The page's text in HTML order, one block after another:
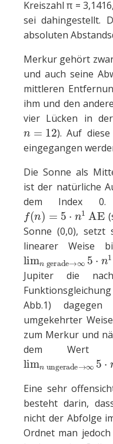
Kreiszahl π =
sei dahingestellt.
absoluten
Merkur gehört
und auch seine
mittleren
ihm und den
vier Lücken in
n=12
). Auf
eingegangen
Die Sonne als
ist der natürliche
dem Index 0.
f(n)= n1AE
Sonne (0,0),
linearer Weise
limngerade→ ∞5
Jupiter die
Funktionsgleichung
Abb.1)
umgekehrter
zum Merkur und
dem
limn ungerade
Eine sehr
besteht darin,
nicht der Abfolge
Ordnet man